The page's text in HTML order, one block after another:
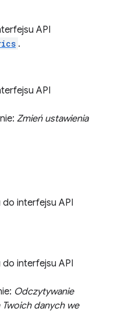
API
.
API
Zmień ustawienia
interfejsu API
interfejsu API
Odczytywanie
danych we